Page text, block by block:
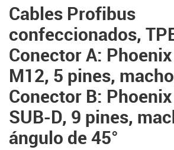
Cables Profibus
confeccionados,
Conector A:
M12, 5 pines,
Conector B:
SUB-D, 9 pines,
ángulo de 45°